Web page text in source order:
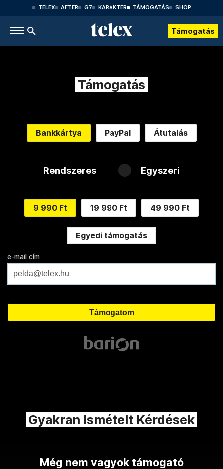
TELEX AFTER G7 KARAKTER TÁMOGATÁS SHOP
Támogatás
Támogatás
Bankkártya PayPal Átutalás
Rendszeres Egyszeri
9 990 Ft 19 990 Ft 49 990 Ft
Egyedi támogatás
e-mail cím
Gyakran Ismételt Kérdések
Még nem vagyok támogató